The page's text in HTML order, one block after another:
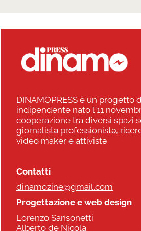
DINAMOPRESS è un progetto
indipendente nato l'11
cooperazione tra diversi spazi
giornalistə professionistə,
video maker e attivistə
Contatti
dinamozine@gmail.com
Progettazione e web design
Lorenzo Sansonetti
Alberto de Nicola